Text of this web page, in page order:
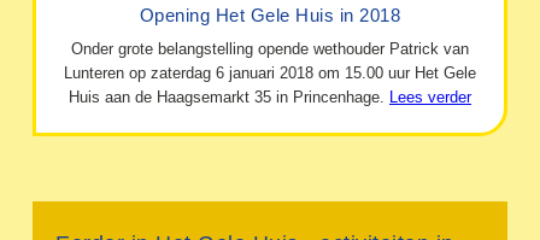
Opening Het Gele Huis in 2018
Onder grote belangstelling opende wethouder Patrick van
Lunteren op zaterdag 6 januari 2018 om 15.00 uur Het Gele
Huis aan de Haagsemarkt 35 in Princenhage. Lees verder